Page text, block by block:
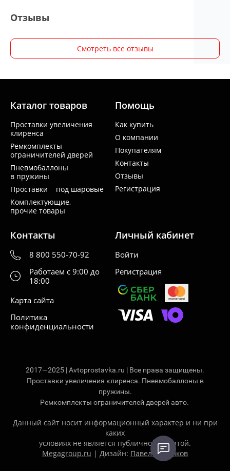
Отзывы
Смотреть все отзывы
Каталог товаров
Проставки увеличения
клиренса
Ремкомплекты
ограничителей дверей
Пневмобаллоны
в пружины
Проставки под шаровые
Комплектующие,
прочие товары
Помощь
Как купить
О компании
Покупателям
Контакты
Отзывы
Регистрация
Контакты
8 800 550-70-92
Работаем с 9:00 до
18:00
Карта сайта
Политика
конфиденциальности
Личный кабинет
Войти
Регистрация
2017—2025 | Avtoprostavka.ru | Все права защищены.
Проставки увеличения клиренса. Пневмобаллоны в
пружины.
Ремкомплекты ограничителей дверей авто.
Данный сайт носит информационный характер и ни при
каких
условиях не является публичной офертой.
Megagroup.ru | Дизайн: Павел Ситников